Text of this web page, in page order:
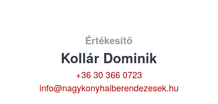
Értékesítő
Kollár Dominik
+36 30 366 0723
info@nagykonyhaiberendezesek.hu